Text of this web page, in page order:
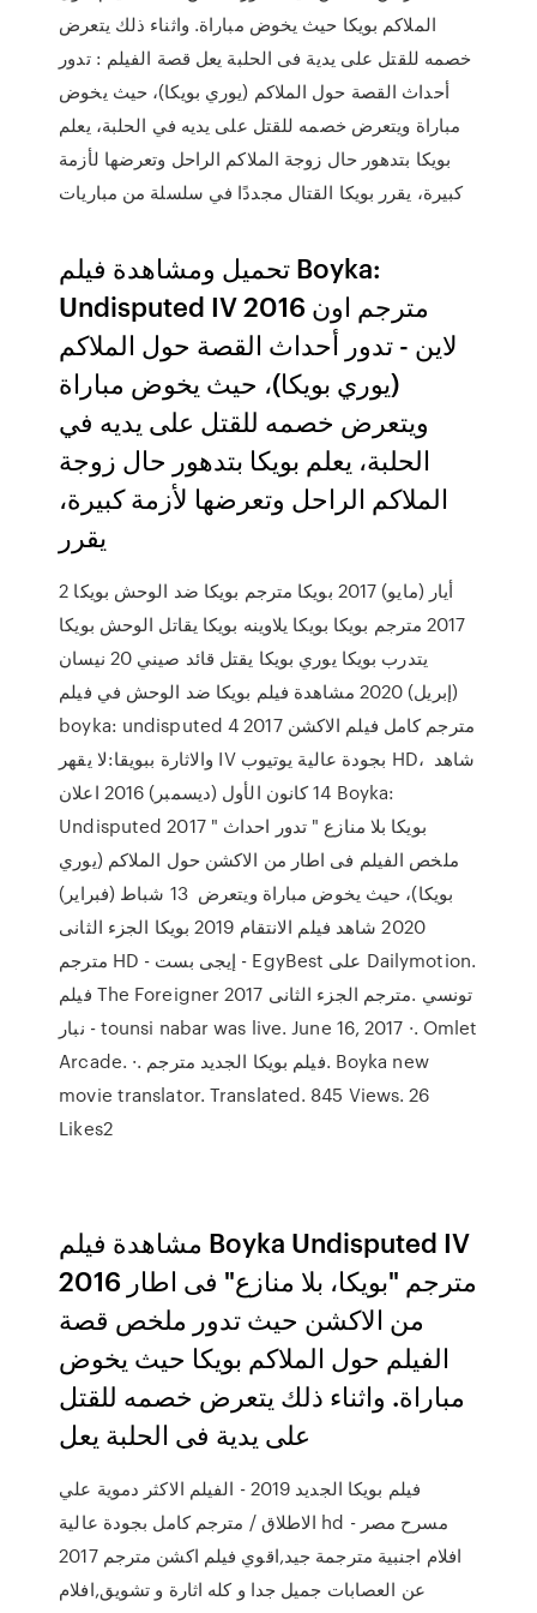
الملاكم بويكا حيث يخوض مباراة. واثناء ذلك يتعرض
خصمه للقتل على يدية فى الحلبة يعل قصة الفيلم : تدور
أحداث القصة حول الملاكم (يوري بويكا)، حيث يخوض
مباراة ويتعرض خصمه للقتل على يديه في الحلبة، يعلم
بويكا بتدهور حال زوجة الملاكم الراحل وتعرضها لأزمة
كبيرة، يقرر بويكا القتال مجددًا في سلسلة من مباريات
تحميل ومشاهدة فيلم Boyka:
Undisputed IV 2016 مترجم اون
لاين - تدور أحداث القصة حول الملاكم
(يوري بويكا)، حيث يخوض مباراة
ويتعرض خصمه للقتل على يديه في
الحلبة، يعلم بويكا بتدهور حال زوجة
الملاكم الراحل وتعرضها لأزمة كبيرة،
يقرر
2 أيار (مايو) 2017 بويكا مترجم بويكا ضد الوحش بويكا
2017 مترجم بويكا بويكا يلاوينه بويكا يقاتل الوحش بويكا
يتدرب بويكا يوري بويكا يقتل قائد صيني 20 نيسان
(إبريل) 2020 مشاهدة فيلم بويكا ضد الوحش في فيلم
boyka: undisputed 4 2017 مترجم كامل فيلم الاكشن
والاثارة ببويقا:لا يقهر IV بجودة عالية يوتيوب HD، شاهد
14 كانون الأول (ديسمبر) 2016 اعلان Boyka:
Undisputed 2017 " بويكا بلا منازع " تدور احداث
ملخص الفيلم فى اطار من الاكشن حول الملاكم (يوري
بويكا)، حيث يخوض مباراة ويتعرض 13 شباط (فبراير)
2020 شاهد فيلم الانتقام 2019 بويكا الجزء الثانى
مترجم HD - إيجى بست - EgyBest على Dailymotion.
فيلم The Foreigner 2017 مترجم الجزء الثانى. ‎تونسي
نبار - tounsi nabar‎ was live. June 16, 2017 ·. Omlet
Arcade. ·. فيلم بويكا الجديد مترجم. Boyka new
movie translator. Translated. 845 Views. 26
Likes2
مشاهدة فيلم Boyka Undisputed IV
2016 مترجم "بويكا، بلا منازع" فى اطار
من الاكشن حيث تدور ملخص قصة
الفيلم حول الملاكم بويكا حيث يخوض
مباراة. واثناء ذلك يتعرض خصمه للقتل
على يدية فى الحلبة يعل
فيلم بويكا الجديد 2019 - الفيلم الاكثر دموية علي
الاطلاق / مترجم كامل بجودة عالية hd - مسرح مصر
افلام اجنبية مترجمة جيد,اقوي فيلم اكشن مترجم 2017
عن العصابات جميل جدا و كله اثارة و تشويق,افلام